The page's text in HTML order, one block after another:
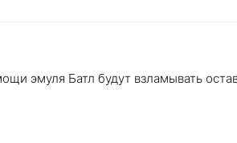
эмуля Батл будут взламывать